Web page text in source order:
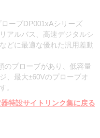
ーブDP001xAシリーズ
アルバス、高速デジタルシ
どに最適な優れた汎用差動
のプローブがあり、低容量
、最大±60Vのプローブオ
。
特設サイトリンク集に戻る